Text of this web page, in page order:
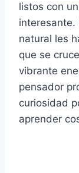
listos con
interesante.
natural les
que se
vibrante
pensador
curiosidad
aprender